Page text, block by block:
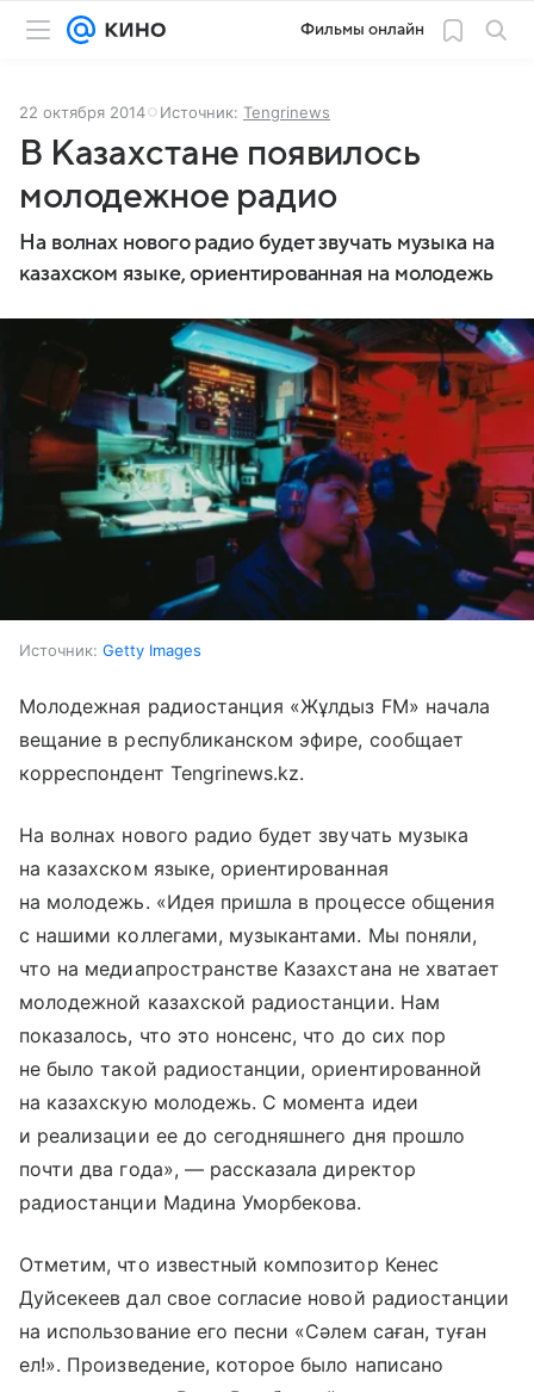
Фильмы онлайн
22 октября 2014 Источник: Tengrinews
В Казахстане появилось
молодежное радио
На волнах нового радио будет звучать музыка на
казахском языке, ориентированная на молодежь
Источник: Getty Images
Молодежная радиостанция «Жұлдыз FM» начала
вещание в республиканском эфире, сообщает
корреспондент Tengrinews.kz.
На волнах нового радио будет звучать музыка
на казахском языке, ориентированная
на молодежь. «Идея пришла в процессе общения
с нашими коллегами, музыкантами. Мы поняли,
что на медиапространстве Казахстана не хватает
молодежной казахской радиостанции. Нам
показалось, что это нонсенс, что до сих пор
не было такой радиостанции, ориентированной
на казахскую молодежь. С момента идеи
и реализации ее до сегодняшнего дня прошло
почти два года», — рассказала директор
радиостанции Мадина Уморбекова.
Отметим, что известный композитор Кенес
Дуйсекеев дал свое согласие новой радиостанции
на использование его песни «Сәлем саған, туған
ел!». Произведение, которое было написано